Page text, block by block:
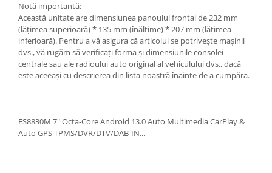
Notă importantă:
Această unitate are dimensiunea panoului frontal de 232 mm
(lățimea superioară) * 135 mm (înălțime) * 207 mm (lățimea
inferioară). Pentru a vă asigura că articolul se potrivește mașinii
dvs., vă rugăm să verificați forma și dimensiunile consolei
centrale sau ale radioului auto original al vehiculului dvs., dacă
este aceeași cu descrierea din lista noastră înainte de a cumpăra.
ES8830M 7" Octa-Core Android 13.0 Auto Multimedia CarPlay &
Auto GPS TPMS/DVR/DTV/DAB-IN...